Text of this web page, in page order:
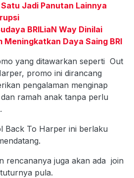
Satu Jadi Panutan Lainnya
BRILiaN Way Dinilai
Daya Saing BRI
yang ditawarkan seperti Out
promo ini dirancang
pengalaman menginap
ramah anak tanpa perlu
Back To Harper ini berlaku
rencananya juga akan ada join
pula.